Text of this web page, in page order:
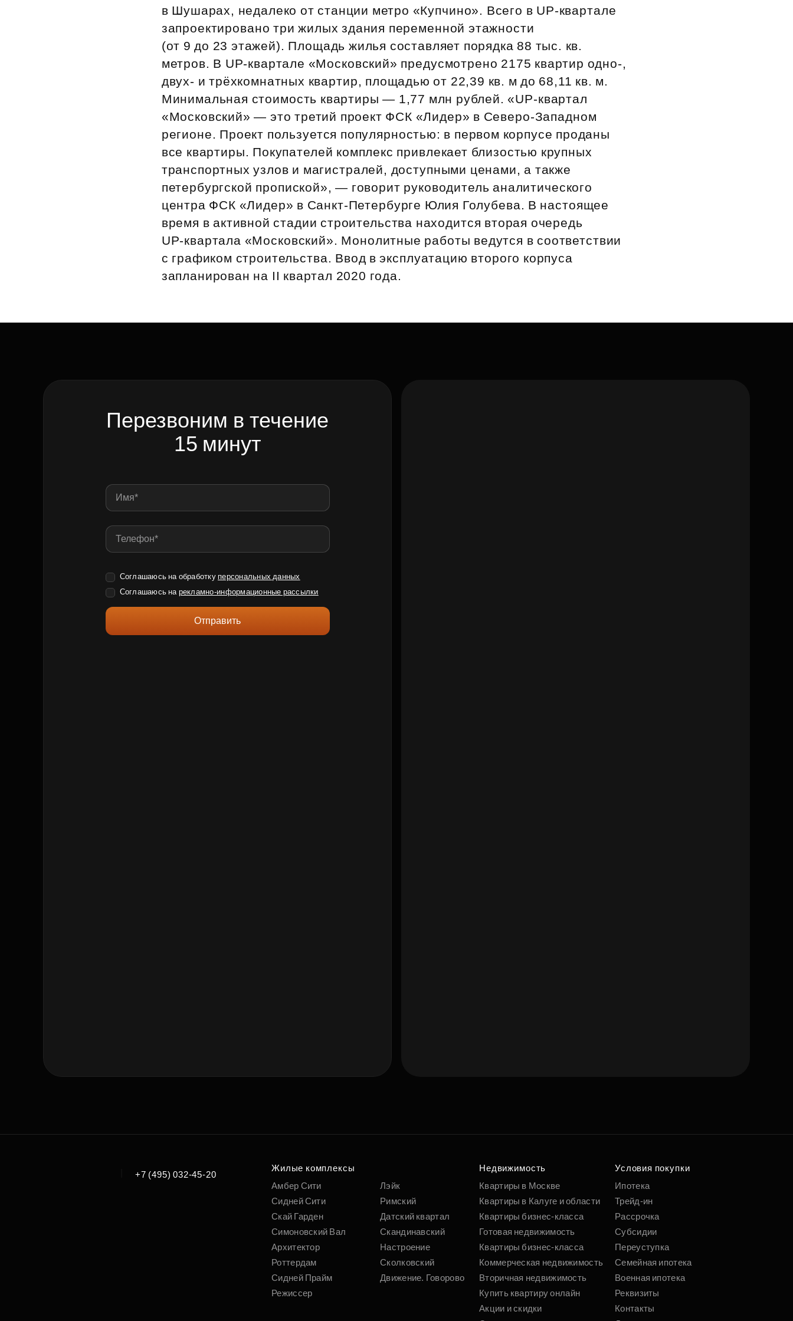
Субсидии
в Шушарах, недалеко от станции метро «Купчино». Всего в UP‑квартале
запроектировано три жилых здания переменной этажности
(от 9 до 23 этажей). Площадь жилья составляет порядка 88 тыс. кв.
метров. В UP‑квартале «Московский» предусмотрено 2175 квартир одно-,
двух- и трёхкомнатных квартир, площадью от 22,39 кв. м до 68,11 кв. м.
Минимальная стоимость квартиры — 1,77 млн рублей. «UP‑квартал
«Московский» — это третий проект ФСК «Лидер» в Северо‑Западном
регионе. Проект пользуется популярностью: в первом корпусе проданы
все квартиры. Покупателей комплекс привлекает близостью крупных
транспортных узлов и магистралей, доступными ценами, а также
петербургской пропиской», — говорит руководитель аналитического
центра ФСК «Лидер» в Санкт‑Петербурге Юлия Голубева. В настоящее
время в активной стадии строительства находится вторая очередь
UP‑квартала «Московский». Монолитные работы ведутся в соответствии
с графиком строительства. Ввод в эксплуатацию второго корпуса
запланирован на II квартал 2020 года.
Перезвоним в течение
15 минут
Соглашаюсь на обработку персональных данных
Соглашаюсь на рекламно-информационные рассылки
Отправить
по удобным
вам параметрам
Подобрать
+7 (495) 032-45-20
Жилые комплексы
Амбер Сити
Сидней Сити
Скай Гарден
Симоновский Вал
Архитектор
Роттердам
Сидней Прайм
Режиссер
Лэйк
Римский
Датский квартал
Скандинавский
Настроение
Сколковский
Движение. Говорово
Недвижимость
Квартиры в Москве
Квартиры в Калуге и области
Квартиры бизнес-класса
Готовая недвижимость
Квартиры бизнес-класса
Коммерческая недвижимость
Вторичная недвижимость
Купить квартиру онлайн
Акции и скидки
Условия покупки
Ипотека
Трейд-ин
Рассрочка
Субсидии
Переуступка
Семейная ипотека
Военная ипотека
Реквизиты
Контакты